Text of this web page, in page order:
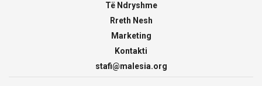
Të Ndryshme
Rreth Nesh
Marketing
Kontakti
stafi@malesia.org